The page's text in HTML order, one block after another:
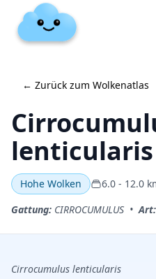
← Zurück zum Wolkenatlas
lenticularis
Hohe Wolken 6.0 - 12.0
Gattung: CIRROCUMULUS • Art:
Cirrocumulus lenticularis